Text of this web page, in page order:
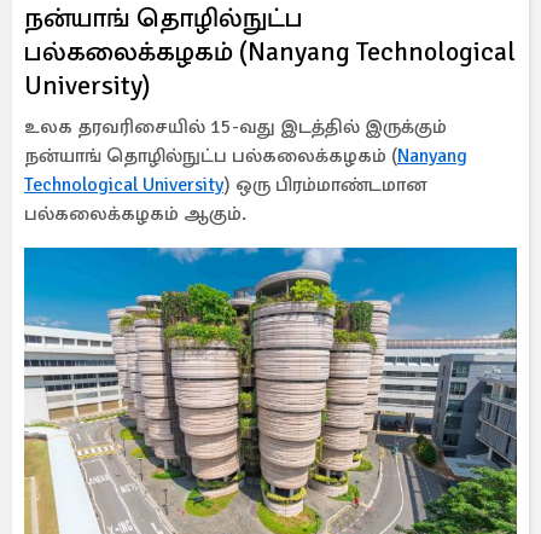
நன்யாங் தொழில்நுட்ப
பல்கலைக்கழகம் (Nanyang Technological
University)
உலக தரவரிசையில் 15-வது இடத்தில் இருக்கும்
நன்யாங் தொழில்நுட்ப பல்கலைக்கழகம் (Nanyang
Technological University) ஒரு பிரம்மாண்டமான
பல்கலைக்கழகம் ஆகும்.